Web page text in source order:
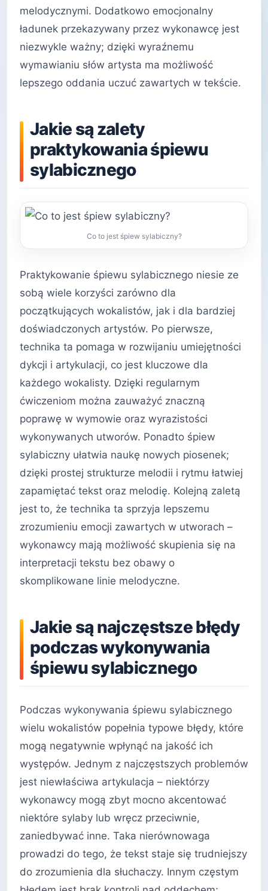
melodycznymi. Dodatkowo emocjonalny
ładunek przekazywany przez wykonawcę jest
niezwykle ważny; dzięki wyraźnemu
wymawianiu słów artysta ma możliwość
lepszego oddania uczuć zawartych w tekście.
Jakie są zalety
praktykowania śpiewu
sylabicznego
Co to jest śpiew sylabiczny?
Praktykowanie śpiewu sylabicznego niesie ze
sobą wiele korzyści zarówno dla
początkujących wokalistów, jak i dla bardziej
doświadczonych artystów. Po pierwsze,
technika ta pomaga w rozwijaniu umiejętności
dykcji i artykulacji, co jest kluczowe dla
każdego wokalisty. Dzięki regularnym
ćwiczeniom można zauważyć znaczną
poprawę w wymowie oraz wyrazistości
wykonywanych utworów. Ponadto śpiew
sylabiczny ułatwia naukę nowych piosenek;
dzięki prostej strukturze melodii i rytmu łatwiej
zapamiętać tekst oraz melodię. Kolejną zaletą
jest to, że technika ta sprzyja lepszemu
zrozumieniu emocji zawartych w utworach –
wykonawcy mają możliwość skupienia się na
interpretacji tekstu bez obawy o
skomplikowane linie melodyczne.
Jakie są najczęstsze błędy
podczas wykonywania
śpiewu sylabicznego
Podczas wykonywania śpiewu sylabicznego
wielu wokalistów popełnia typowe błędy, które
mogą negatywnie wpłynąć na jakość ich
występów. Jednym z najczęstszych problemów
jest niewłaściwa artykulacja – niektórzy
wykonawcy mogą zbyt mocno akcentować
niektóre sylaby lub wręcz przeciwnie,
zaniedbywać inne. Taka nierównowaga
prowadzi do tego, że tekst staje się trudniejszy
do zrozumienia dla słuchaczy. Innym częstym